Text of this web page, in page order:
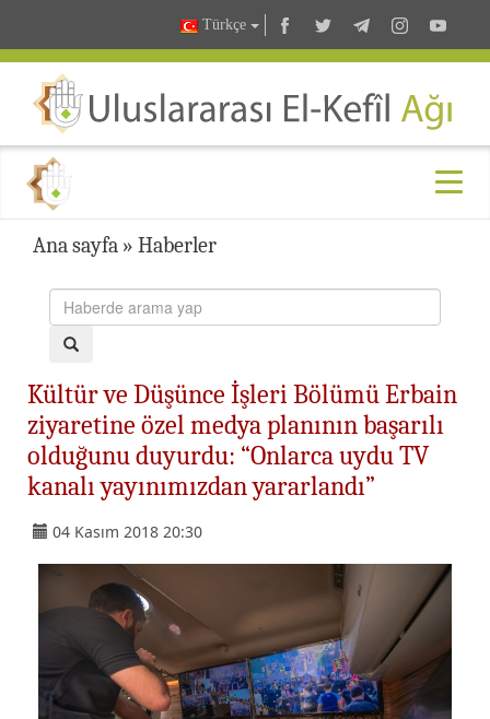
Türkçe
Ana sayfa » Haberler
Kültür ve Düşünce İşleri Bölümü Erbain
ziyaretine özel medya planının başarılı
olduğunu duyurdu: “Onlarca uydu TV
kanalı yayınımızdan yararlandı”
04 Kasım 2018 20:30